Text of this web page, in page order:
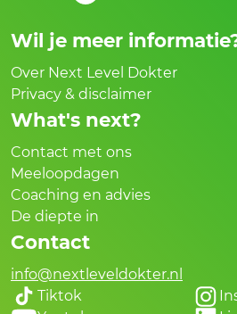
Wil je meer
Over Next Level Dokter
Privacy & disclaimer
What's next?
Contact met ons
Meeloopdagen
Coaching en advies
De diepte in
Contact
info@nextleveldokter.nl
Tiktok